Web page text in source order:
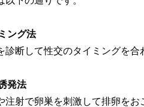
ング法
診断して性交のタイミングを合
発法
注射で卵巣を刺激して排卵をお